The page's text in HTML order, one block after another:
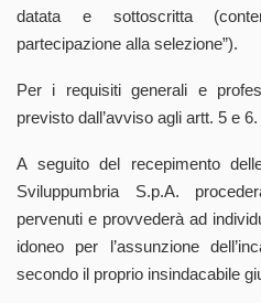
datata e sottoscritta
partecipazione alla selezione”).
Per i requisiti generali e
previsto dall’avviso agli artt. 5 e 6.
A seguito del recepimento
Sviluppumbria S.p.A.
pervenuti e provvederà ad
idoneo per l’assunzione
secondo il proprio insindacabile